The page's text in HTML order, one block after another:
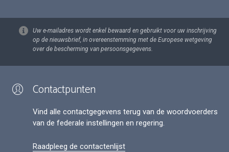
Uw e-mailadres wordt enkel bewaard en gebruikt voor uw inschrijving
op de nieuwsbrief, in overeenstemming met de Europese wetgeving
over de bescherming van persoonsgegevens.
Contactpunten
Vind alle contactgegevens terug van de woordvoerders
van de federale instellingen en regering.
Raadpleeg de contactenlijst